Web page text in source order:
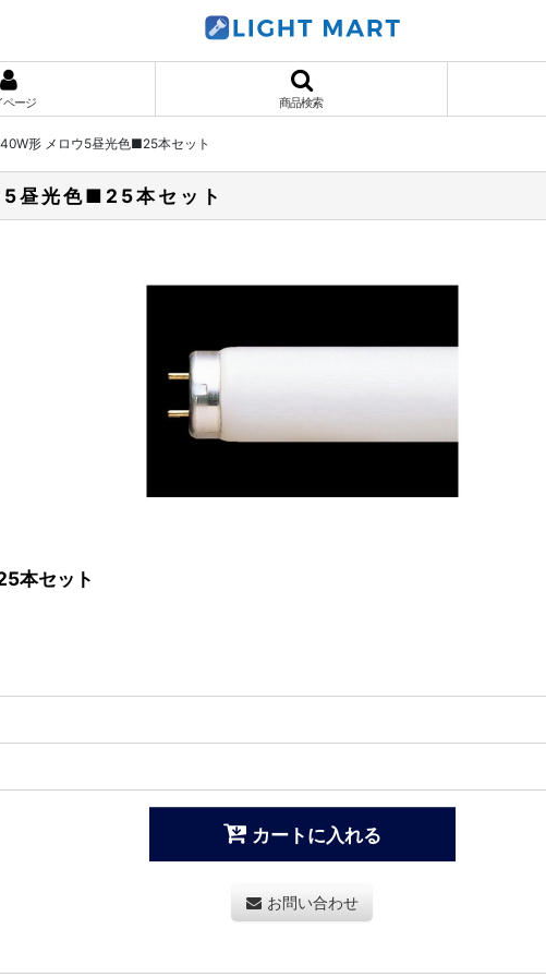
ページ 商品検索
形 メロウ5昼光色■25本セット
光色■25本セット
本セット
カートに入れる
お問い合わせ